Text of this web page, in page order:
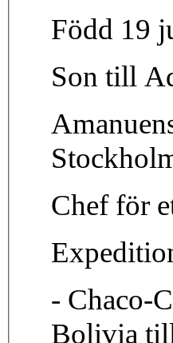
Född 19
Son till
Chef för
- Chaco-
Bolivia